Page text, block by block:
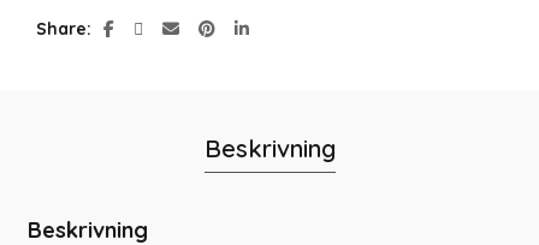
Share
Beskrivning
Beskrivning